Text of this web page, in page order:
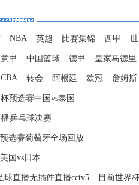
NBA 英超 比赛集锦 西甲
意甲 中国篮球 德甲 皇家马德里
CBA 转会 阿根廷 欧冠 詹姆斯
预选赛中国vs泰国
乒乓球决赛
选赛葡萄牙全场回放
国vs日本
球直播无插件直播cctv5 目前世界